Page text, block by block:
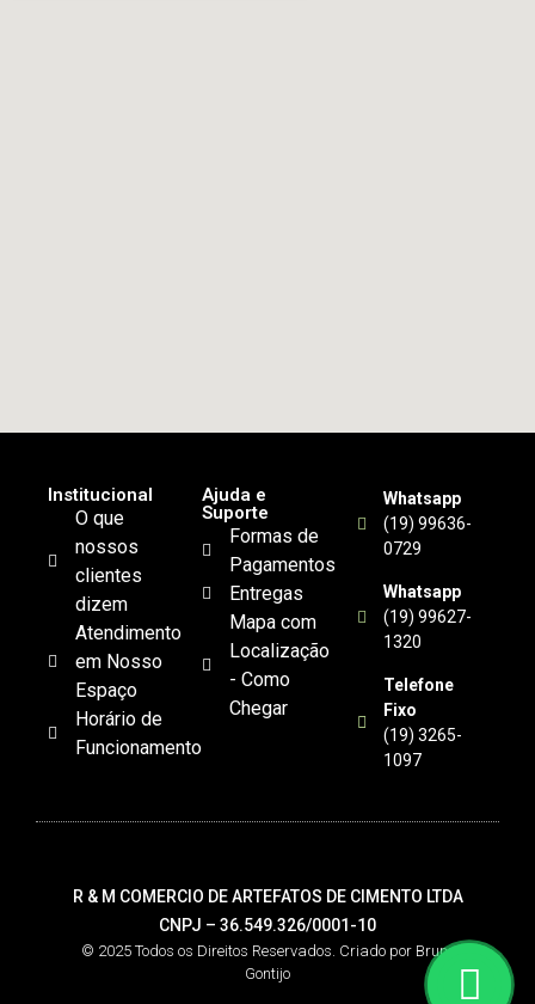
Institucional
O que
nossos
clientes
dizem
Atendimento
em Nosso
Espaço
Horário de
Funcionamento
Ajuda e
Suporte
Formas de
Pagamentos
Entregas
Mapa com
Localização
- Como
Chegar
Whatsapp
(19) 99636-
0729
Whatsapp
(19) 99627-
1320
Telefone
Fixo
(19) 3265-
1097
R & M COMERCIO DE ARTEFATOS DE CIMENTO LTDA
CNPJ – 36.549.326/0001-10
© 2025 Todos os Direitos Reservados. Criado por Bruno
Gontijo